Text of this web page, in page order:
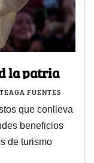
la patria
FUENTES
que conlleva
beneficios
de turismo